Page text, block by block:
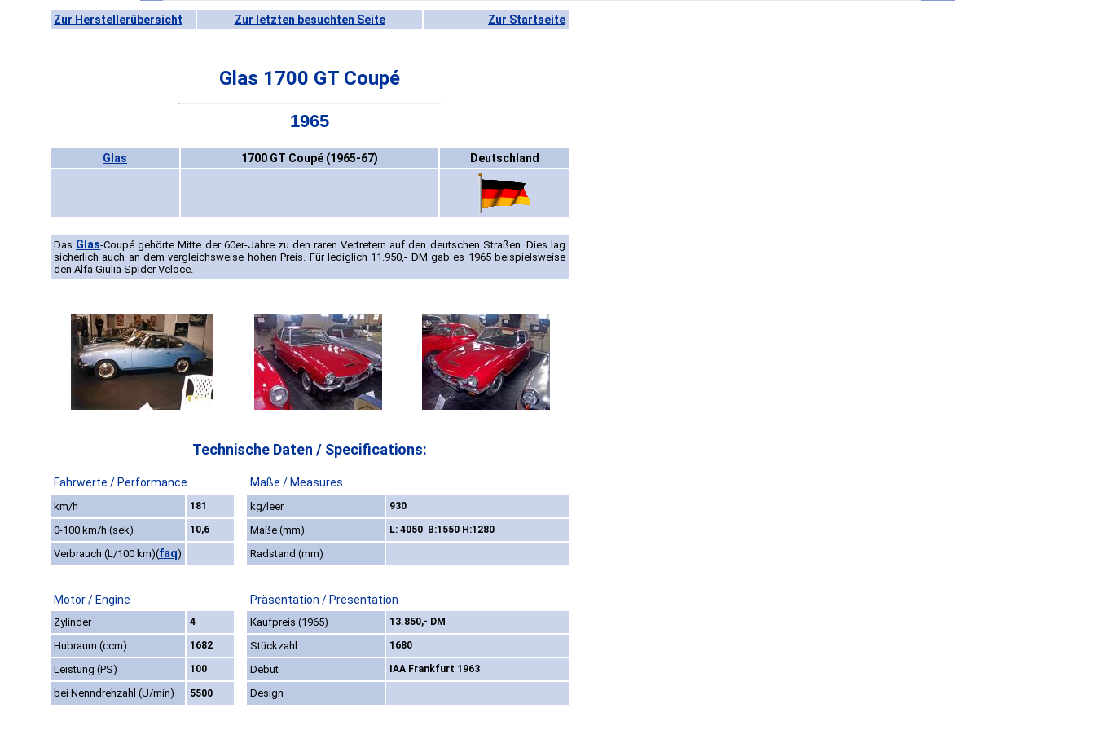
Zur Herstellerübersicht Zur letzten besuchten Seite Zur Startseite
Glas 1700 GT Coupé
1965
Glas 1700 GT Coupé (1965-67) Deutschland
Das Glas-Coupé gehörte Mitte der 60er-Jahre zu den raren Vertretern auf den deutschen Straßen. Dies lag
sicherlich auch an dem vergleichsweise hohen Preis. Für lediglich 11.950,- DM gab es 1965 beispielsweise
den Alfa Giulia Spider Veloce.
Technische Daten / Specifications:
Fahrwerte / Performance Maße / Measures
km/h 181 kg/leer 930
0-100 km/h (sek) 10,6 Maße (mm) L: 4050 B:1550 H:1280
Verbrauch (L/100 km)(faq) Radstand (mm)
Motor / Engine Präsentation / Presentation
Zylinder 4 Kaufpreis (1965) 13.850,- DM
Hubraum (ccm) 1682 Stückzahl 1680
Leistung (PS) 100 Debüt IAA Frankfurt 1963
bei Nenndrehzahl (U/min) 5500 Design